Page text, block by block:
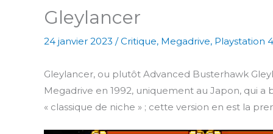
Gleylancer
24 janvier 2023 /Critique, Megadrive, Playstation 4
Gleylancer, ou plutôt Advanced Busterhawk
Megadrive en 1992, uniquement au Japon, qui a
« classique de niche » ; cette version en est la